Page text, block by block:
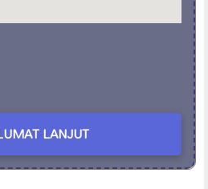
LANJUT